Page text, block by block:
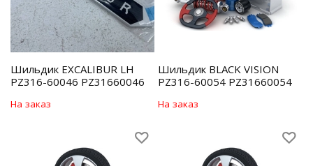
Шильдик EXCALIBUR LH
PZ316-60046 PZ31660046
На заказ
Шильдик BLACK VISION
PZ316-60054 PZ31660054
На заказ